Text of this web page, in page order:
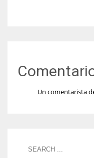
Un comentarista